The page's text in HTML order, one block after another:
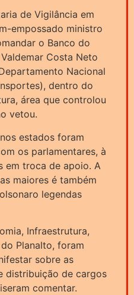
de Vigilância em
empossado ministro
o Banco do
Costa Neto
Nacional
dentro do
área que controlou
vetou.
estados foram
os parlamentares, à
em troca de apoio. A
maiores é também
legendas
Infraestrutura,
Planalto, foram
sobre as
distribuição de cargos
comentar.